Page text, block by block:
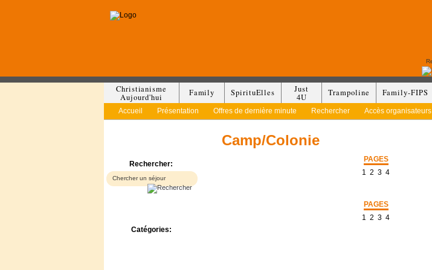
Christianisme
Aujourd'hui
Family SpirituElles
Just
4U
Trampoline Family-FIPS
Accueil Présentation Offres de dernière minute Rechercher Accès organisateurs
Rechercher:
Catégories:
Camp/Colonie
PAGES
1 2 3 4
PAGES
1 2 3 4